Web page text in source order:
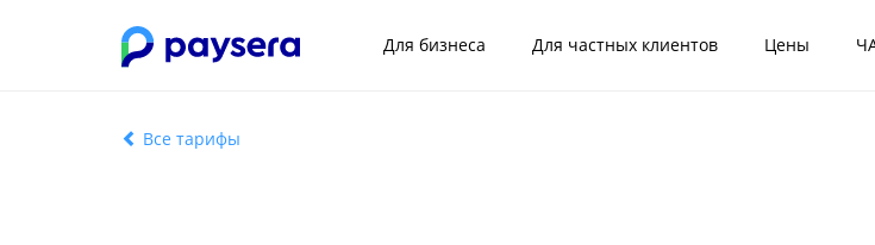
Для бизнеса Для частных клиентов Цены
Все тарифы